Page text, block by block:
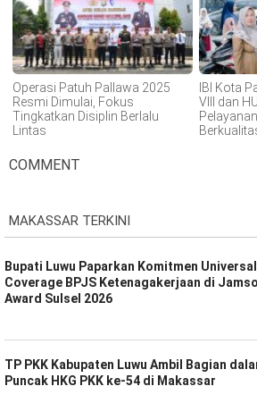
Operasi Patuh Pallawa 2025
Resmi Dimulai, Fokus
Tingkatkan Disiplin Berlalu
Lintas
IBI Kota
VIII dan
COMMENT
MAKASSAR TERKINI
Bupati Luwu Paparkan Komitmen Universal
Coverage BPJS Ketenagakerjaan di
Award Sulsel 2026
TP PKK Kabupaten Luwu Ambil Bagian
Puncak HKG PKK ke-54 di Makassar